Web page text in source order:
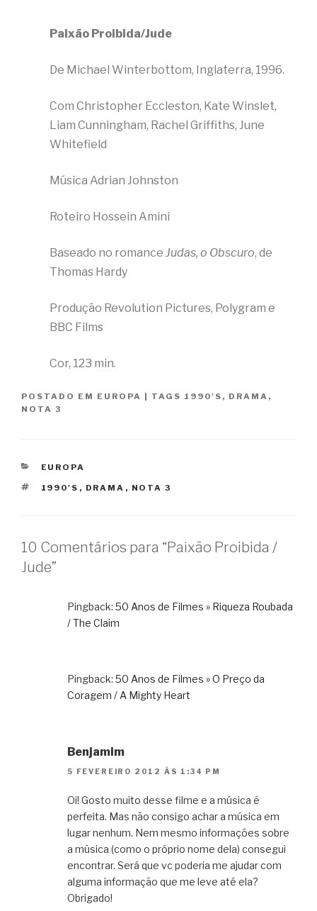
Paixão Proibida/Jude
De Michael Winterbottom, Inglaterra, 1996.
Com Christopher Eccleston, Kate Winslet,
Liam Cunningham, Rachel Griffiths, June
Whitefield
Música Adrian Johnston
Roteiro Hossein Amini
Baseado no romance Judas, o Obscuro, de
Thomas Hardy
Produção Revolution Pictures, Polygram e
BBC Films
Cor, 123 min.
POSTADO EM EUROPA | TAGS 1990'S , DRAMA ,
NOTA 3
CATEGORIAS
EUROPA
TAGS
1990'S , DRAMA , NOTA 3
10 Comentários para “Paixão Proibida /
Jude”
Pingback: 50 Anos de Filmes » Riqueza Roubada
/ The Claim
Pingback: 50 Anos de Filmes » O Preço da
Coragem / A Mighty Heart
Benjamim
5 FEVEREIRO 2012 ÀS 1:34 PM
Oi! Gosto muito desse filme e a música é
perfeita. Mas não consigo achar a música em
lugar nenhum. Nem mesmo informações sobre
a música (como o próprio nome dela) consegui
encontrar. Será que vc poderia me ajudar com
alguma informação que me leve até ela?
Obrigado!